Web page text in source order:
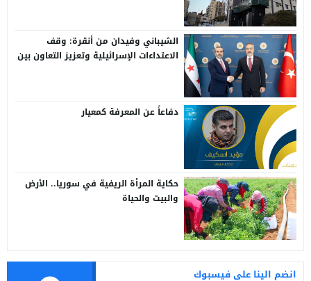
الشيباني وفيدان من أنقرة: وقف
الاعتداءات الإسرائيلية وتعزيز التعاون بين
دفاعاً عن المعرفة كمعيار
حكاية المرأة الريفية في سوريا.. الأرض
والبيت والحياة
انضم الينا على فيسبوك